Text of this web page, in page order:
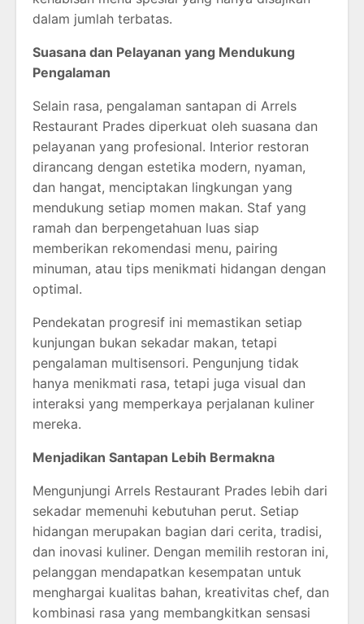
dalam jumlah terbatas.
Suasana dan Pelayanan yang Mendukung
Pengalaman
Selain rasa, pengalaman santapan di Arrels
Restaurant Prades diperkuat oleh suasana dan
pelayanan yang profesional. Interior restoran
dirancang dengan estetika modern, nyaman,
dan hangat, menciptakan lingkungan yang
mendukung setiap momen makan. Staf yang
ramah dan berpengetahuan luas siap
memberikan rekomendasi menu, pairing
minuman, atau tips menikmati hidangan dengan
optimal.
Pendekatan progresif ini memastikan setiap
kunjungan bukan sekadar makan, tetapi
pengalaman multisensori. Pengunjung tidak
hanya menikmati rasa, tetapi juga visual dan
interaksi yang memperkaya perjalanan kuliner
mereka.
Menjadikan Santapan Lebih Bermakna
Mengunjungi Arrels Restaurant Prades lebih dari
sekadar memenuhi kebutuhan perut. Setiap
hidangan merupakan bagian dari cerita, tradisi,
dan inovasi kuliner. Dengan memilih restoran ini,
pelanggan mendapatkan kesempatan untuk
menghargai kualitas bahan, kreativitas chef, dan
kombinasi rasa yang membangkitkan sensasi